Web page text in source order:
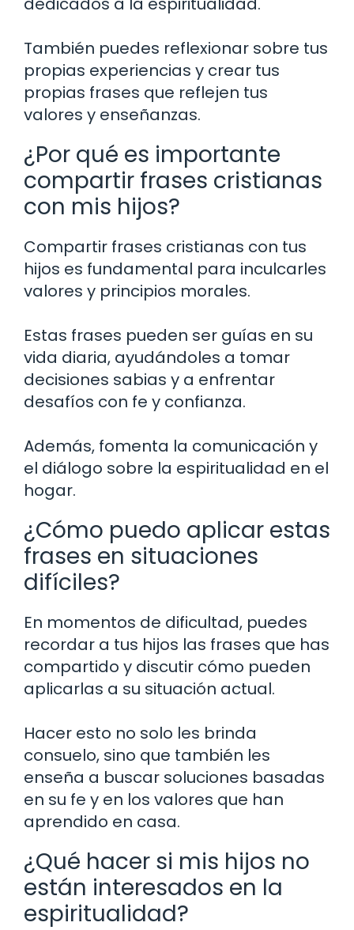
También puedes reflexionar sobre tus
propias experiencias y crear tus
propias frases que reflejen tus
valores y enseñanzas.
¿Por qué es importante
compartir frases cristianas
con mis hijos?
Compartir frases cristianas con tus
hijos es fundamental para inculcarles
valores y principios morales.
Estas frases pueden ser guías en su
vida diaria, ayudándoles a tomar
decisiones sabias y a enfrentar
desafíos con fe y confianza.
Además, fomenta la comunicación y
el diálogo sobre la espiritualidad en el
hogar.
¿Cómo puedo aplicar estas
frases en situaciones
difíciles?
En momentos de dificultad, puedes
recordar a tus hijos las frases que has
compartido y discutir cómo pueden
aplicarlas a su situación actual.
Hacer esto no solo les brinda
consuelo, sino que también les
enseña a buscar soluciones basadas
en su fe y en los valores que han
aprendido en casa.
¿Qué hacer si mis hijos no
están interesados en la
espiritualidad?